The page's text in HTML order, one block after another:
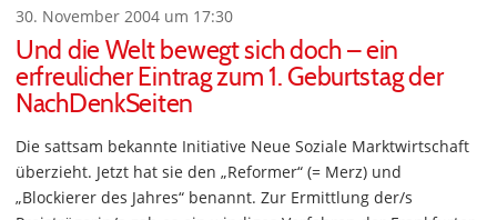
30. November 2004 um 17:30
Und die Welt bewegt sich doch – ein
erfreulicher Eintrag zum 1. Geburtstag der
NachDenkSeiten
Die sattsam bekannte Initiative Neue Soziale Marktwirtschaft
überzieht. Jetzt hat sie den „Reformer“ (= Merz) und
„Blockierer des Jahres“ benannt. Zur Ermittlung der/s